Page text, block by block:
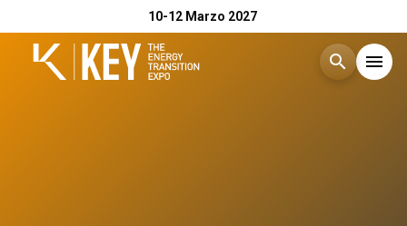
10-12 Marzo 2027
search menu